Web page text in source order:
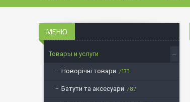
Товары и услуги
Новорічні товари 173
Батути та аксесуари 87